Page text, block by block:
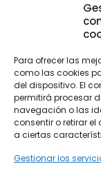
Para ofrecer las
como las cookies
del dispositivo. El
permitirá procesar
navegación o las
consentir o retirar
a ciertas
Gestionar los